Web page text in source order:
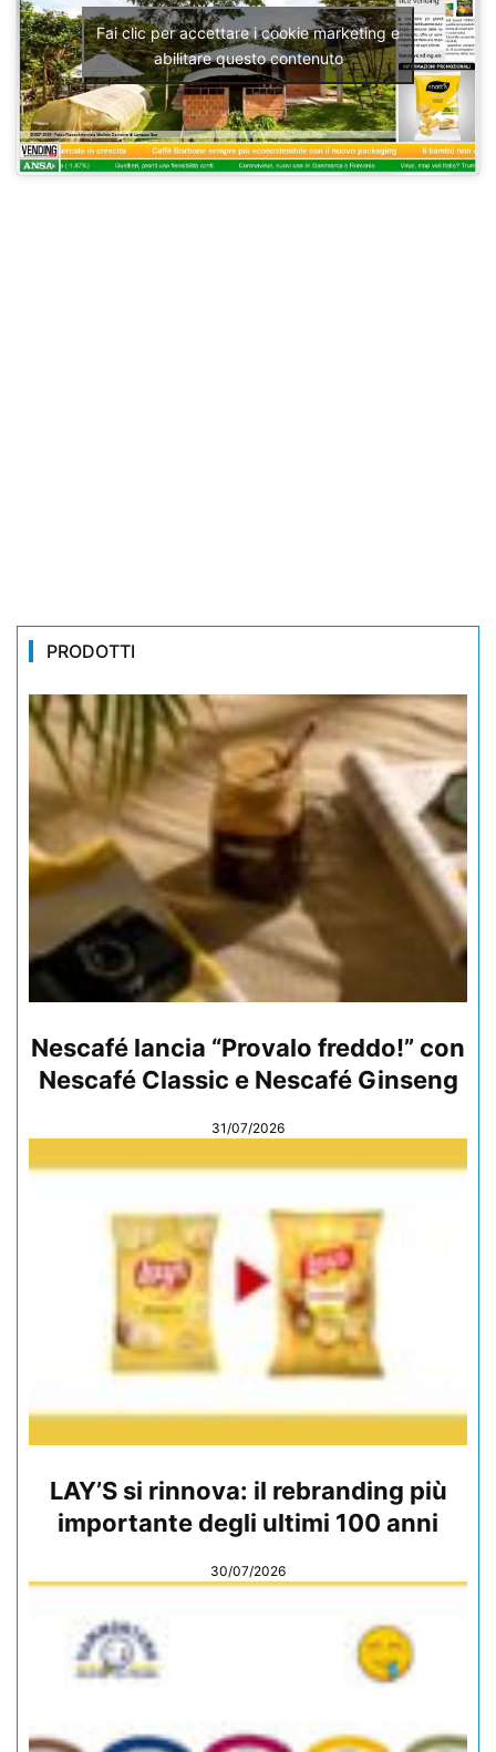
Fai clic per accettare i cookie marketing e
abilitare questo contenuto
PRODOTTI
Nescafé lancia “Provalo freddo!” con
Nescafé Classic e Nescafé Ginseng
31/07/2026
LAY’S si rinnova: il rebranding più
importante degli ultimi 100 anni
30/07/2026